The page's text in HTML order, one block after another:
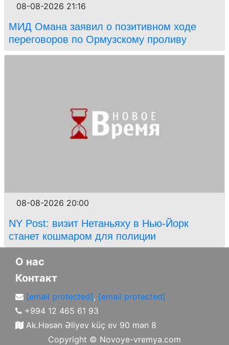
08-08-2026 21:16
МИД Омана заявил о позитивном ходе
переговоров по Ормузскому проливу
08-08-2026 20:00
NY Post: визит Нетаньяху в Нью-Йорк
станет кошмаром для полиции
О нас
Контакт
[email protected], [email protected]
+994 12 465 61 93
Ak.Həsən Əliyev küç ev 90 mən 8
Copyright © Novoye-vremya.com